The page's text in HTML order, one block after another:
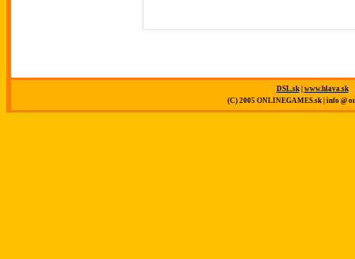
DSL.sk| www.hlava.sk
(C) 2005 ONLINEGAMES.sk | info @